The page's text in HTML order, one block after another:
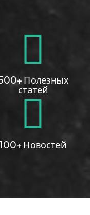
Полезных
статей
100+ Новостей